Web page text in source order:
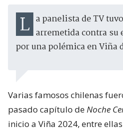
La panelista de TV tuvo una sutil nueva arremetida contra su
por una polémica en Viña
Varias famosos chilenas
pasado capítulo deNoche
inicio a Viña 2024, entre